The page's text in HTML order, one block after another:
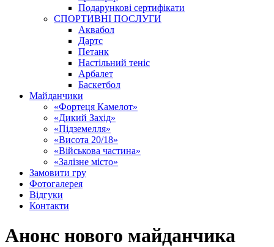
Подарункові сертифікати
СПОРТИВНІ ПОСЛУГИ
Аквабол
Дартс
Петанк
Настільний теніс
Арбалет
Баскетбол
Майданчики
«Фортеця Камелот»
«Дикий Захід»
«Підземелля»
«Висота 20/18»
«Військова частина»
«Залізне місто»
Замовити гру
Фотогалерея
Відгуки
Контакти
Анонс нового майданчика